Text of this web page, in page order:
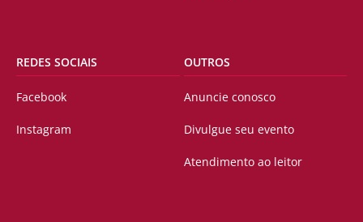
REDES SOCIAIS
Facebook
Instagram
OUTROS
Anuncie conosco
Divulgue seu evento
Atendimento ao leitor